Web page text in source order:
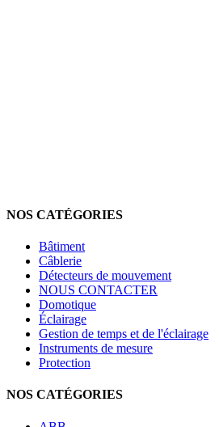
NOS CATÉGORIES
Bâtiment
Câblerie
Détecteurs de mouvement
NOUS CONTACTER
Domotique
Éclairage
Gestion de temps et de l'éclairage
Instruments de mesure
Protection
NOS CATÉGORIES